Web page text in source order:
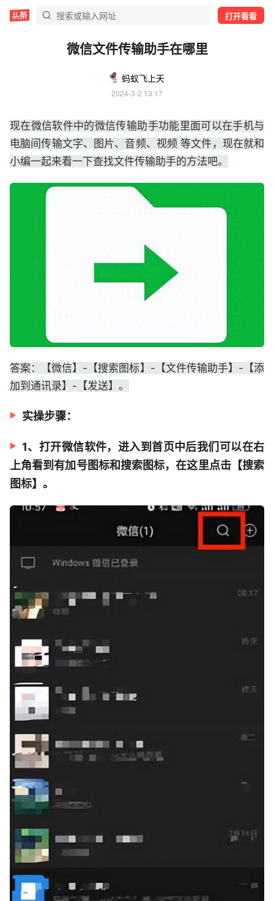
打开看看
微信文件传输助手在哪里
蚂蚁飞上天
2024-3-2 13:17
现在微信软件中的微信传输助手功能里面可以在手机与
电脑间传输文字、图片、音频、视频 等文件，现在就和
小编一起来看一下查找文件传输助手的方法吧。
答案：【微信】-【搜索图标】-【文件传输助手】-【添
加到通讯录】-【发送】。
实操步骤：
1、打开微信软件，进入到首页中后我们可以在右
上角看到有加号图标和搜索图标，在这里点击【搜索
图标】。